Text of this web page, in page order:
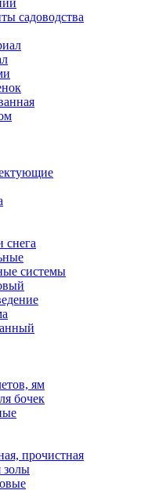
садоводства
снега
системы
ям
бочек
прочистная
золы